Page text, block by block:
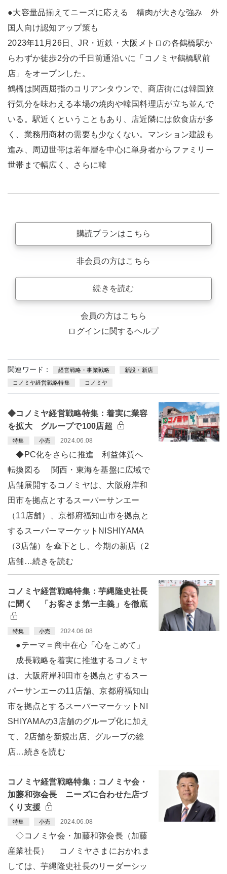
●大容量品揃えてニーズに応える 精肉が大きな強み 外
国人向け認知アップ策も
2023年11月26日、JR・近鉄・大阪メトロの各鶴橋駅か
らわずか徒歩2分の千日前通沿いに「コノミヤ鶴橋駅前
店」をオープンした。
鶴橋は関西屈指のコリアンタウンで、商店街には韓国旅
行気分を味わえる本場の焼肉や韓国料理店が立ち並んで
いる。駅近くということもあり、店近隣には飲食店が多
く、業務用商材の需要も少なくない。マンション建設も
進み、周辺世帯は若年層を中心に単身者からファミリー
世帯まで幅広く、さらに韓
購読プランはこちら
非会員の方はこちら
続きを読む
会員の方はこちら
ログインに関するヘルプ
関連ワード： 経営戦略・事業戦略 新設・新店
コノミヤ経営戦略特集 コノミヤ
◆コノミヤ経営戦略特集：着実に業容
を拡大 グループで100店超
特集 小売 2024.06.08
◆PC化をさらに推進 利益体質へ
転換図る 関西・東海を基盤に広域で
店舗展開するコノミヤは、大阪府岸和
田市を拠点とするスーパーサンエー
（11店舗）、京都府福知山市を拠点と
するスーパーマーケットNISHIYAMA
（3店舗）を傘下とし、今期の新店（2
店舗…続きを読む
コノミヤ経営戦略特集：芋縄隆史社長
に聞く 「お客さま第一主義」を徹底
特集 小売 2024.06.08
●テーマ＝商中在心「心をこめて」
成長戦略を着実に推進するコノミヤ
は、大阪府岸和田市を拠点とするスー
パーサンエーの11店舗、京都府福知山
市を拠点とするスーパーマーケットNI
SHIYAMAの3店舗のグループ化に加え
て、2店舗を新規出店、グループの総
店…続きを読む
コノミヤ経営戦略特集：コノミヤ会・
加藤和弥会長 ニーズに合わせた店づ
くり支援
特集 小売 2024.06.08
◇コノミヤ会・加藤和弥会長（加藤
産業社長） コノミヤさまにおかれま
しては、芋縄隆史社長のリーダーシッ